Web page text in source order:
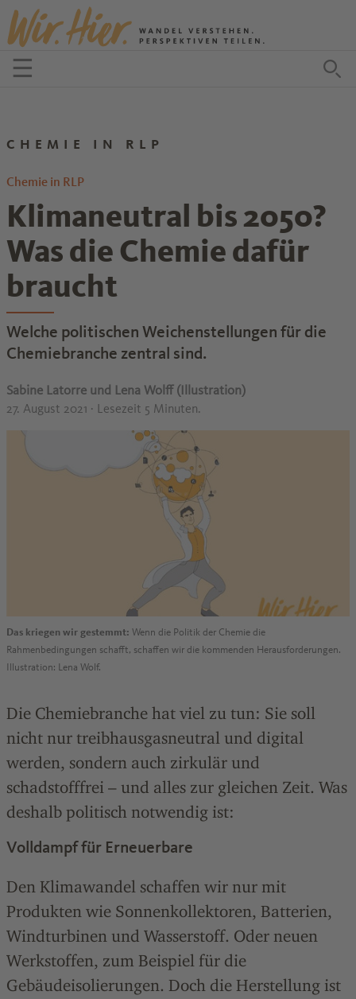
Zum Inhalt springen
☰Menü öffnen
CHEMIE IN RLP
Chemie in RLP
Klimaneutral bis 2050?
Was die Chemie dafür
braucht
Welche politischen Weichenstellungen für die
Chemiebranche zentral sind.
Sabine Latorre und Lena Wolff (Illustration)
27. August 2021 · Lesezeit 5 Minuten.
Das kriegen wir gestemmt: Wenn die Politik der Chemie die
Rahmenbedingungen schafft, schaffen wir die kommenden Herausforderungen.
Illustration: Lena Wolf.
Die Chemiebranche hat viel zu tun: Sie soll
nicht nur treibhausgasneutral und digital
werden, sondern auch zirkulär und
schadstofffrei – und alles zur gleichen Zeit. Was
deshalb politisch notwendig ist:
Volldampf für Erneuerbare
Den Klimawandel schaffen wir nur mit
Produkten wie Sonnenkollektoren, Batterien,
Windturbinen und Wasserstoff. Oder neuen
Werkstoffen, zum Beispiel für die
Gebäudeisolierungen. Doch die Herstellung ist